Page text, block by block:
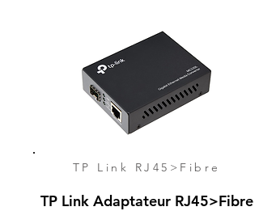
TP Link RJ45>Fibre
TP Link Adaptateur RJ45>Fibre